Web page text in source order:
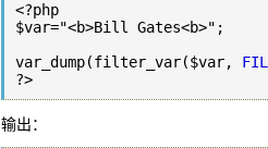
<?php
$var="<b>Bill Gates<b>";
var_dump(filter_var($var,
?>
输出：